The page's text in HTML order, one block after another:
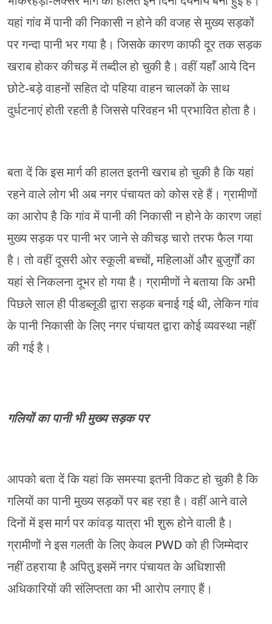
यहां गांव में पानी की निकासी न होने की वजह से मुख्य सड़कों
पर गन्दा पानी भर गया है। जिसके कारण काफी दूर तक सड़क
खराब होकर कीचड़ में तब्दील हो चुकी है। वहीं यहाँ आये दिन
छोटे-बड़े वाहनों सहित दो पहिया वाहन चालकों के साथ
दुर्धटनाएं होती रहती है जिससे परिवहन भी प्रभावित होता है।
बता दें कि इस मार्ग की हालत इतनी खराब हो चुकी है कि यहां
रहने वाले लोग भी अब नगर पंचायत को कोस रहे हैं। ग्रामीणों
का आरोप है कि गांव में पानी की निकासी न होने के कारण जहां
मुख्य सड़क पर पानी भर जाने से कीचड़ चारो तरफ फैल गया
है। तो वहीं दूसरी ओर स्कूली बच्चों, महिलाओं और बुजुर्गों का
यहां से निकलना दूभर हो गया है। ग्रामीणों ने बताया कि अभी
पिछले साल ही पीडब्लूडी द्वारा सड़क बनाई गई थी, लेकिन गांव
के पानी निकासी के लिए नगर पंचायत द्वारा कोई व्यवस्था नहीं
की गई है।
गलियों का पानी भी मुख्य सड़क पर
आपको बता दें कि यहां कि समस्या इतनी विकट हो चुकी है कि
गलियों का पानी मुख्य सड़कों पर बह रहा है। वहीं आने वाले
दिनों में इस मार्ग पर कांवड़ यात्रा भी शुरू होने वाली है।
ग्रामीणों ने इस गलती के लिए केवल PWD को ही जिम्मेदार
नहीं ठहराया है अपितु इसमें नगर पंचायत के अधिशासी
अधिकारियों की संलिप्तता का भी आरोप लगाए हैं।